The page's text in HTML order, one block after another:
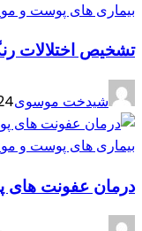
بیماری های پوست و مو
تشخیص اختلالات
شیدخت موسوی
بیماری های پوست و مو
درمان عفونت